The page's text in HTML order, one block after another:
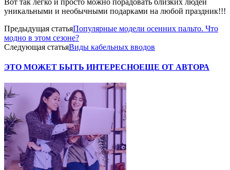
уникальными и необычными подарками на любой праздник!!!
Предыдущая статьяПопулярные модели осенних пальто. Что
модно в этом сезоне?
Следующая статьяВиды кабельных вводов
ЭТО МОЖЕТ БЫТЬ ИНТЕРЕСНОЕЩЕ ОТ АВТОРА